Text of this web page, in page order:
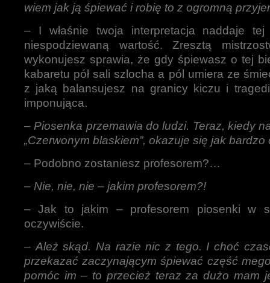
wiem jak ją śpiewać i robię to z ogromną
– I właśnie twoja interpretacja naddaje
niespodziewaną wartość. Zresztą
wykonujesz sprawia, że gdy śpiewasz o tej
kabaretu pół sali szlocha a pól umiera ze
z jaką balansujesz na granicy kiczu i
imponująca.
– Piosenka przemawia do ludzi. Teraz, kiedy
„Czerwonym blaskiem”, okazuje się jak bardzo
– Podobno zostaniesz profesorem?…
– Nie, nie, nie – jakim profesorem?!
– Jak to jakim – profesorem piosenki w
oczywiście.
– Ależ skąd. Na razie nic z tego. I choć
przekazać zaczynającym śpiewać część
pomóc im – to przecież teraz za dużo mam